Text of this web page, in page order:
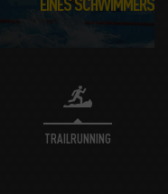
TRAILRUNNING